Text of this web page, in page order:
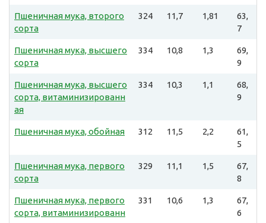
Пшеничная мука, второго
сорта
324 11,7 1,81
63,
7
Пшеничная мука, высшего
сорта
334 10,8 1,3
69,
9
Пшеничная мука, высшего
сорта, витаминизированн
ая
334 10,3 1,1
68,
9
Пшеничная мука, обойная 312 11,5 2,2
61,
5
Пшеничная мука, первого
сорта
329 11,1 1,5
67,
8
Пшеничная мука, первого
сорта, витаминизированн
331 10,6 1,3
67,
6